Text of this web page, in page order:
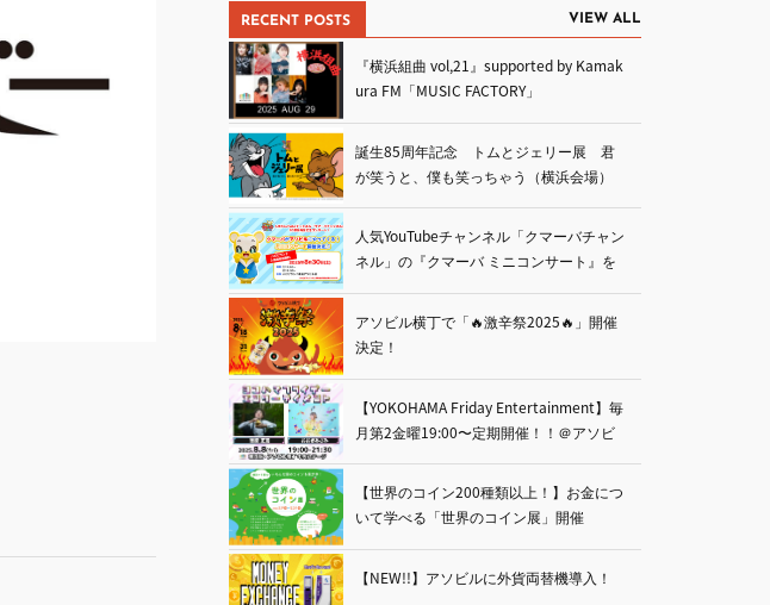
RECENT POSTS VIEW ALL
『横浜組曲 vol,21』supported by Kamak
ura FM「MUSIC FACTORY」
誕生85周年記念 トムとジェリー展 君
が笑うと、僕も笑っちゃう（横浜会場）
人気YouTubeチャンネル「クマーバチャン
ネル」の『クマーバ ミニコンサート』を
アソビル横丁で「🔥激辛祭2025🔥」開催
決定！
【YOKOHAMA Friday Entertainment】毎
月第2金曜19:00〜定期開催！！＠アソビ
【世界のコイン200種類以上！】お金につ
いて学べる「世界のコイン展」開催
【NEW!!】アソビルに外貨両替機導入！